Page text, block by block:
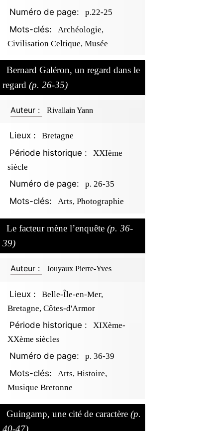
Numéro de page: p.22-25
Mots-clés:
Archéologie,
Civilisation Celtique, Musée
Bernard Galéron, un regard dans le
regard (p. 26-35)
Auteur : Rivallain Yann
Lieux : Bretagne
Période historique :
XXIème
siècle
Numéro de page: p. 26-35
Mots-clés: Arts, Photographie
Le facteur mène l’enquête (p. 36-
39)
Auteur : Jouyaux Pierre-Yves
Lieux :
Belle-Île-en-Mer,
Bretagne, Côtes-d'Armor
Période historique :
XIXème-
XXème siècles
Numéro de page: p. 36-39
Mots-clés:
Arts, Histoire,
Musique Bretonne
Guingamp, une cité de caractère (p.
40-47)